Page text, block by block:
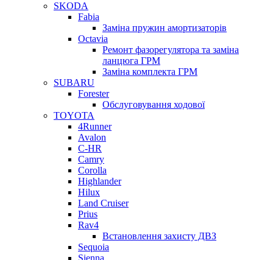
SKODA
Fabia
Заміна пружин амортизаторів
Octavia
Ремонт фазорегулятора та заміна
ланцюга ГРМ
Заміна комплекта ГРМ
SUBARU
Forester
Обслуговування ходової
TOYOTA
4Runner
Avalon
C-HR
Camry
Corolla
Highlander
Hilux
Land Cruiser
Prius
Rav4
Встановлення захисту ДВЗ
Sequoia
Sienna